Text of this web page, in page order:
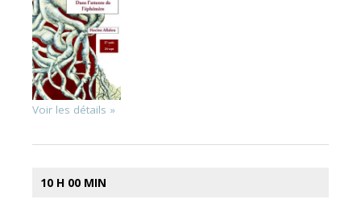
Voir les détails »
10 H 00 MIN